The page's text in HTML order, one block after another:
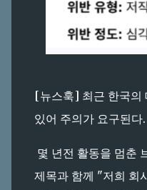
[뉴스훅] 최근 한국의
있어 주의가 요구된다.
몇 년전 활동을 멈춘
제목과 함께 "저희 회